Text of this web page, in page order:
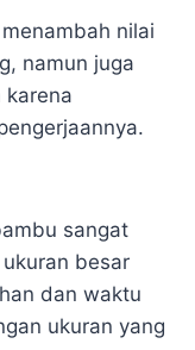
nilai
namun juga
karena
sangat
besar
dan waktu
ukuran yang